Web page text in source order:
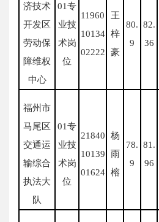
济技术
开发区
劳动保
障维权
中心
01专
业技
术岗
位
11960
10134
02222
王
梓
豪
80.
9
82.
36
福州市
马尾区
交通运
输综合
执法大
队
01专
业技
术岗
位
21840
10139
01624
杨
雨
榕
78.
9
81.
96